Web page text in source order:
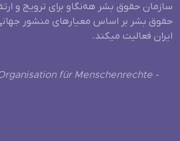
سازمان حقوق بشر هه‌نگاو برای ترویج و
حقوق بشر بر اساس معیارهای منشور
ایران فعالیت میکند.
für Menschenrechte -